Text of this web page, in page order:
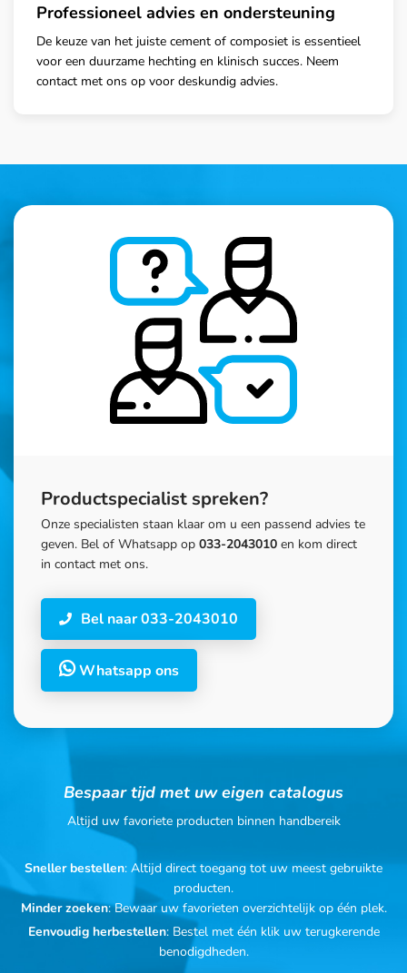
Professioneel advies en ondersteuning
De keuze van het juiste cement of composiet is essentieel
voor een duurzame hechting en klinisch succes. Neem
contact met ons op voor deskundig advies.
Productspecialist spreken?
Onze specialisten staan klaar om u een passend advies te
geven. Bel of Whatsapp op 033-2043010 en kom direct
in contact met ons.
Bel naar 033-2043010
Whatsapp ons
Bespaar tijd met uw eigen catalogus
Altijd uw favoriete producten binnen handbereik
Sneller bestellen: Altijd direct toegang tot uw meest gebruikte
producten.
Minder zoeken: Bewaar uw favorieten overzichtelijk op één plek.
Eenvoudig herbestellen: Bestel met één klik uw terugkerende
benodigdheden.